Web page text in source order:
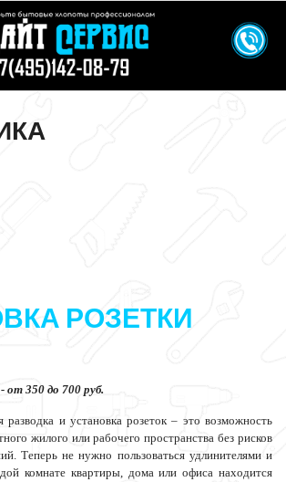
РОЗЕТКИ
от 350 до 700 руб.
и установка розеток – это возможность
жилого или рабочего пространства без рисков
Теперь не нужно пользоваться удлинителями и
комнате квартиры, дома или офиса находится